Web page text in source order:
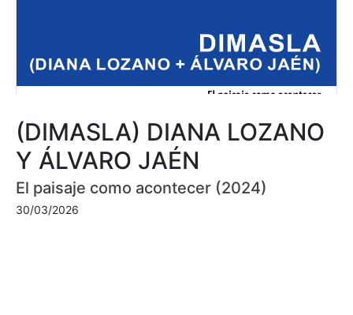
(DIMASLA) DIANA LOZANO
Y ÁLVARO JAÉN
El paisaje como acontecer (2024)
30/03/2026